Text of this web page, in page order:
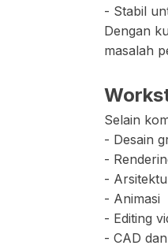
- Stabil
Dengan
masalah
Selain
- Desain
-
-
- Animasi
- Editing
- CAD